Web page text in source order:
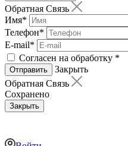
Обратная Связь
Имя*
Телефон*
E-mail*
Согласен на обработку *
Отправить
Закрыть
Обратная Связь
Сохранено
Закрыть